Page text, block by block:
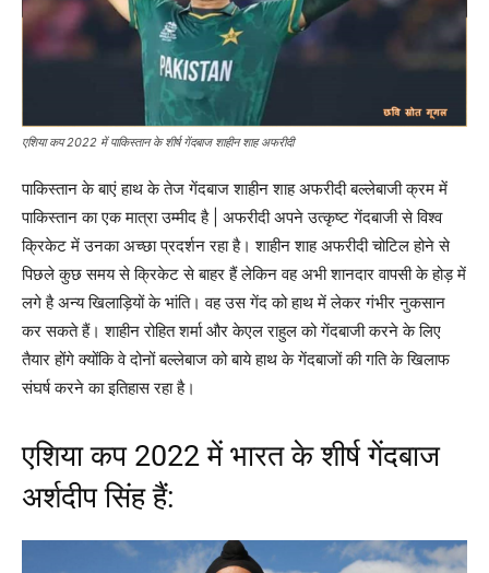
एशिया कप 2022 में पाकिस्तान के शीर्ष गेंदबाज शाहीन शाह अफरीदी
पाकिस्तान के बाएं हाथ के तेज गेंदबाज शाहीन शाह अफरीदी बल्लेबाजी क्रम में
पाकिस्तान का एक मात्रा उम्मीद है | अफरीदी अपने उत्कृष्ट गेंदबाजी से विश्व
क्रिकेट में उनका अच्छा प्रदर्शन रहा है। शाहीन शाह अफरीदी चोटिल होने से
पिछले कुछ समय से क्रिकेट से बाहर हैं लेकिन वह अभी शानदार वापसी के होड़ में
लगे है अन्य खिलाड़ियों के भांति। वह उस गेंद को हाथ में लेकर गंभीर नुकसान
कर सकते हैं। शाहीन रोहित शर्मा और केएल राहुल को गेंदबाजी करने के लिए
तैयार होंगे क्योंकि वे दोनों बल्लेबाज को बाये हाथ के गेंदबाजों की गति के खिलाफ
संघर्ष करने का इतिहास रहा है।
एशिया कप 2022 में भारत के शीर्ष गेंदबाज
अर्शदीप सिंह हैं: